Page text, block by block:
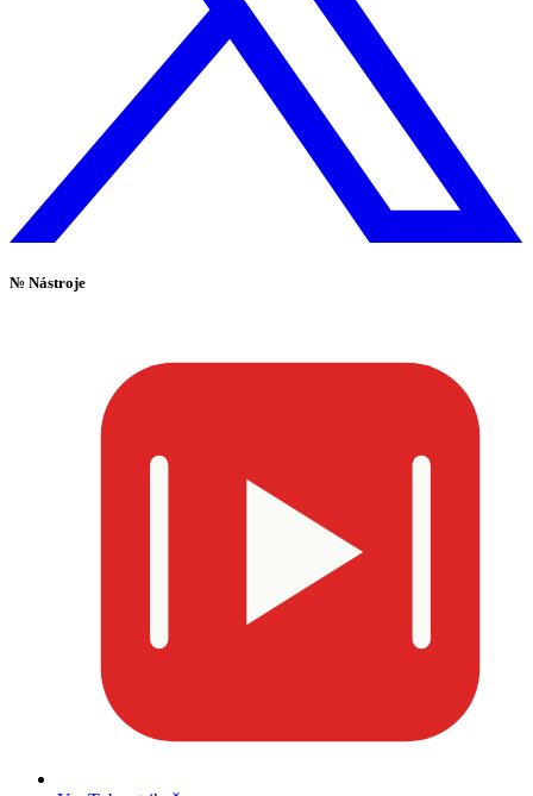
№ Nástroje